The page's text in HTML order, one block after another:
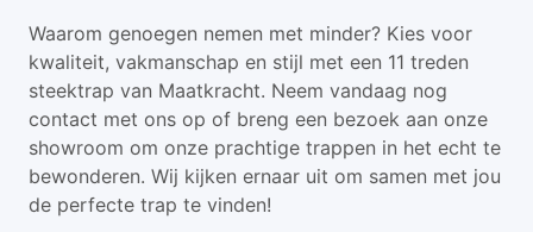
Waarom genoegen nemen met minder? Kies voor
kwaliteit, vakmanschap en stijl met een 11 treden
steektrap van Maatkracht. Neem vandaag nog
contact met ons op of breng een bezoek aan onze
showroom om onze prachtige trappen in het echt te
bewonderen. Wij kijken ernaar uit om samen met jou
de perfecte trap te vinden!